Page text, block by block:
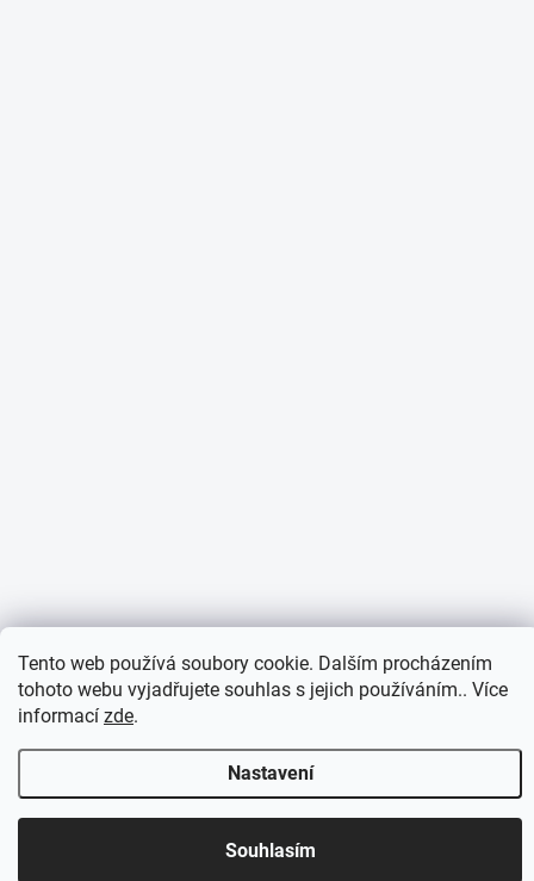
Tento web používá soubory cookie. Dalším procházením
tohoto webu vyjadřujete souhlas s jejich používáním.. Více
informací zde.
Nastavení
Souhlasím
Otevírací doba 7:30 - 16:00 hod